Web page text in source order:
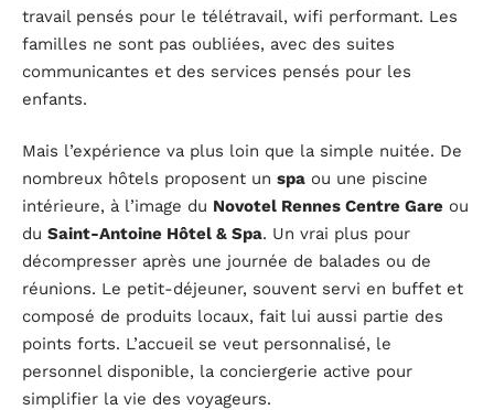
travail pensés pour le télétravail, wifi performant. Les
familles ne sont pas oubliées, avec des suites
communicantes et des services pensés pour les
enfants.
Mais l’expérience va plus loin que la simple nuitée. De
nombreux hôtels proposent un spa ou une piscine
intérieure, à l’image du Novotel Rennes Centre Gare ou
du Saint-Antoine Hôtel & Spa. Un vrai plus pour
décompresser après une journée de balades ou de
réunions. Le petit-déjeuner, souvent servi en buffet et
composé de produits locaux, fait lui aussi partie des
points forts. L’accueil se veut personnalisé, le
personnel disponible, la conciergerie active pour
simplifier la vie des voyageurs.